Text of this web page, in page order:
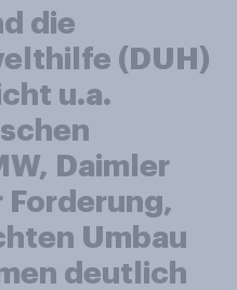
die
(DUH)
u.a.
Daimler
Forderung,
Umbau
deutlich